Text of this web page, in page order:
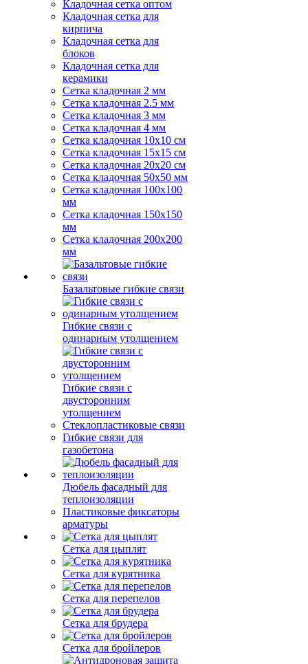
Кладочная сетка оптом
Кладочная сетка для
кирпича
Кладочная сетка для
блоков
Кладочная сетка для
керамики
Сетка кладочная 2 мм
Сетка кладочная 2.5 мм
Сетка кладочная 3 мм
Сетка кладочная 4 мм
Сетка кладочная 10x10 см
Сетка кладочная 15x15 см
Сетка кладочная 20x20 см
Сетка кладочная 50x50 мм
Сетка кладочная 100x100
мм
Сетка кладочная 150x150
мм
Сетка кладочная 200x200
мм
Базальтовые гибкие связи
Гибкие связи с
одинарным утолщением
Гибкие связи с
двусторонним
утолщением
Стеклопластиковые связи
Гибкие связи для
газобетона
Дюбель фасадный для
теплоизоляции
Пластиковые фиксаторы
арматуры
Сетка для цыплят
Сетка для курятника
Сетка для перепелов
Сетка для брудера
Сетка для бройлеров